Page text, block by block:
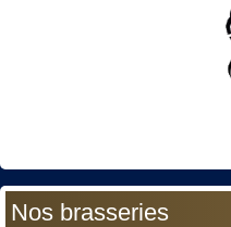
Nos brasseries